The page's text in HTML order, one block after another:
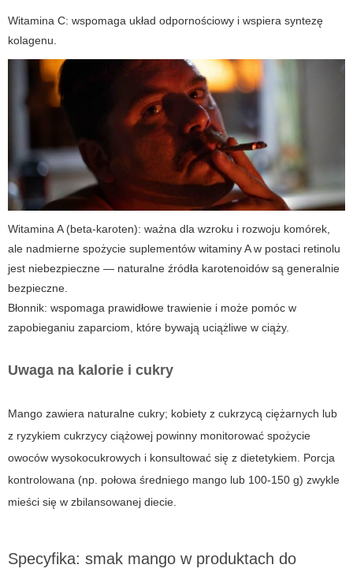
Witamina C: wspomaga układ odpornościowy i wspiera syntezę
kolagenu.
Witamina A (beta-karoten): ważna dla wzroku i rozwoju komórek,
ale nadmierne spożycie suplementów witaminy A w postaci retinolu
jest niebezpieczne — naturalne źródła karotenoidów są generalnie
bezpieczne.
Błonnik: wspomaga prawidłowe trawienie i może pomóc w
zapobieganiu zaparciom, które bywają uciążliwe w ciąży.
Uwaga na kalorie i cukry
Mango zawiera naturalne cukry; kobiety z cukrzycą ciężarnych lub
z ryzykiem cukrzycy ciążowej powinny monitorować spożycie
owoców wysokocukrowych i konsultować się z dietetykiem. Porcja
kontrolowana (np. połowa średniego mango lub 100-150 g) zwykle
mieści się w zbilansowanej diecie.
Specyfika: smak mango w produktach do